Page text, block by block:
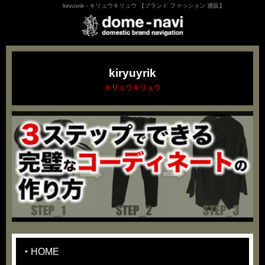
kiryuyrik - キリュウキリュウ 【ブランド ファッション 通販】
kiryuyrik
キリュウキリュウ
HOME